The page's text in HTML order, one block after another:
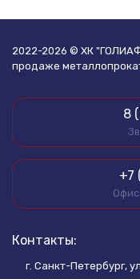
2022-2026 © ХК
продаже
8
+7
Контакты:
г. Санкт-Петербург,